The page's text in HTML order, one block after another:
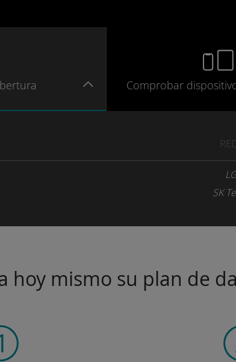
Comprobar
SK
hoy mismo su plan de